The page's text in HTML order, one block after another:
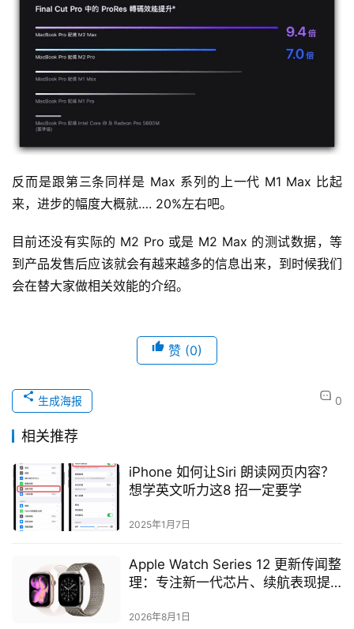
反而是跟第三条同样是 Max 系列的上一代 M1 Max 比起
来，进步的幅度大概就…. 20%左右吧。
目前还没有实际的 M2 Pro 或是 M2 Max 的测试数据，等
到产品发售后应该就会有越来越多的信息出来，到时候我们
会在替大家做相关效能的介绍。
赞 (0)
0
生成海报
相关推荐
iPhone 如何让Siri 朗读网页内容？
想学英文听力这8 招一定要学
2025年1月7日
Apple Watch Series 12 更新传闻整
理：专注新一代芯片、续航表现提
2026年8月1日